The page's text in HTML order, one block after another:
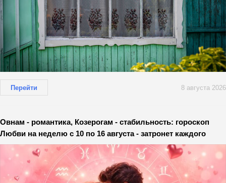
Перейти 8 августа 2026
Овнам - романтика, Козерогам - стабильность: гороскоп
Любви на неделю с 10 по 16 августа - затронет каждого